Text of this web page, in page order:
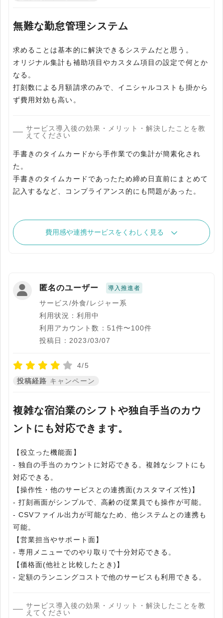
無難な勤怠管理システム
求めることは基本的に解決できるシステムだと思う。
オリジナル集計も補助項目やカスタム項目の設定で何とか
なる。
打刻数による月額請求のみで、イニシャルコストも掛から
ず費用対効も高い。
サービス導入後の効果・メリット・解決したことを教
えてください
手書きのタイムカードから手作業での集計が簡素化され
た。
手書きのタイムカードであったため締め日直前にまとめて
費用感や連携サービスをくわしく見る
匿名のユーザー 導入推進者
サービス/外食/レジャー系
利用状況：利用中
利用アカウント数：51件〜100件
投稿日：2023/03/07
4/5
投稿経路 キャンペーン
複雑な宿泊業のシフトや独自手当のカウ
ントにも対応できます。
【役立った機能面】
- 独自の手当のカウントに対応できる。複雑なシフトにも
対応できる。
【操作性・他のサービスとの連携面(カスタマイズ性)】
- 打刻画面がシンプルで、高齢の従業員でも操作が可能。
- CSVファイル出力が可能なため、他システムとの連携も
可能。
【営業担当やサポート面】
- 専用メニューでのやり取りで十分対応できる。
【価格面(他社と比較したとき)】
- 定額のランニングコストで他のサービスも利用できる。
サービス導入後の効果・メリット・解決したことを教
えてください